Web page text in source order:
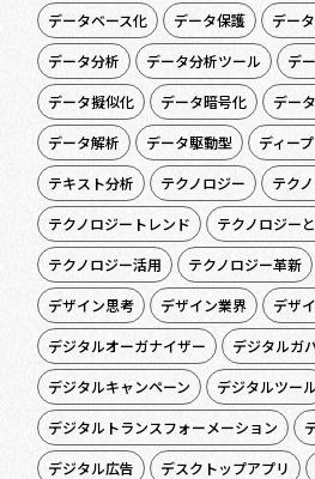
データベース化
データ保護 デー
データ分析
データ分析ツール デ
データ擬似化
データ暗号化 デー
データ解析
データ駆動型 ディー
テキスト分析
テクノロジー
テク
テクノロジートレンド
テクノロジー
テクノロジー活用
テクノロジー革新
デザイン思考
デザイン業界
デザ
デジタルオーガナイザー
デジタルガ
デジタルキャンペーン
デジタルツール
デジタルトランスフォーメーション
デジタル広告
デスクトップアプリ